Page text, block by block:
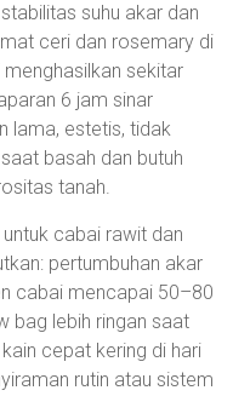
suhu akar dan
ceri dan rosemary di
sekitar
6 jam sinar
lama, estetis, tidak
basah dan butuh
tanah.
cabai rawit dan
pertumbuhan akar
cabai mencapai 50–80
bag lebih ringan saat
cepat kering di hari
rutin atau sistem